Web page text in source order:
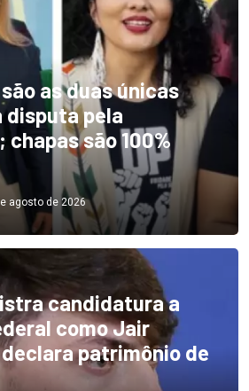
as duas únicas
disputa pela
são 100%
agosto de 2026
candidatura a
como Jair
patrimônio de